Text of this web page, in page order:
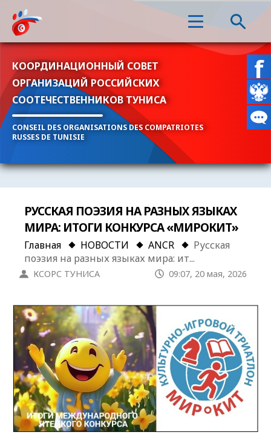
КООРДИНАЦИОННЫЙ СОВЕТ
ОРГАНИЗАЦИЙ РОССИЙСКИХ
СООТЕЧЕСТВЕННИКОВ ТУНИСА
CONSEIL DES ORGANISATIONS DES COMPATRIOTES
RUSSES DE TUNISIE
РУССКАЯ ПОЭЗИЯ НА РАЗНЫХ ЯЗЫКАХ
МИРА: ИТОГИ КОНКУРСА «МИРОКИТ»
Главная НОВОСТИ ANCR
Русская
поэзия на разных языках мира: ит...
КСОРС ТУНИСА 09:07, 20 мая, 2026